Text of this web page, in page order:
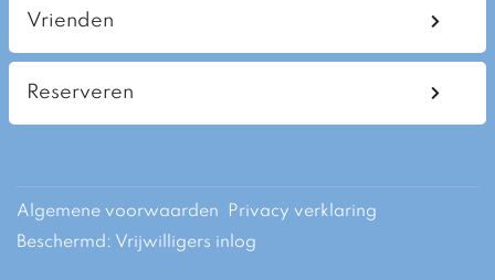
Vrienden
Reserveren
Algemene voorwaarden
Privacy verklaring
Beschermd: Vrijwilligers inlog